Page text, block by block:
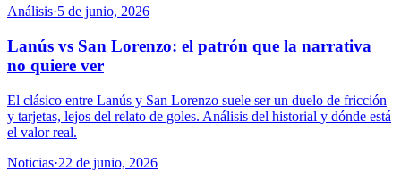
Análisis·5 de junio, 2026
Lanús vs San Lorenzo: el patrón que la narrativa
no quiere ver
El clásico entre Lanús y San Lorenzo suele ser un duelo de fricción
y tarjetas, lejos del relato de goles. Análisis del historial y dónde está
el valor real.
Noticias·22 de junio, 2026